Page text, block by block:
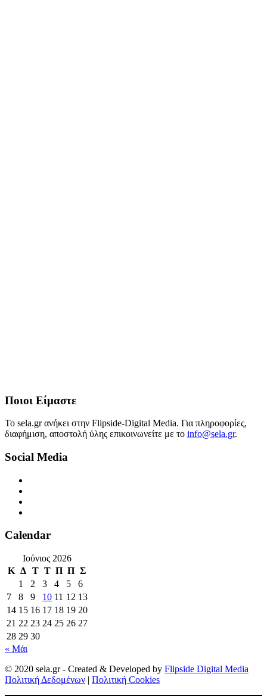
Ποιοι Είμαστε
Το sela.gr ανήκει στην Flipside-Digital Media. Για πληροφορίες,
διαφήμιση, αποστολή ύλης επικοινωνείτε με το info@sela.gr.
Social Media
Calendar
Ιούνιος 2026
Κ Δ Τ Τ Π Π Σ
1
2 3 4 5
6
7
8 9 10 11 12 13
14 15 16 17 18 19 20
21 22 23 24 25 26 27
28 29 30
« Μάι
© 2020 sela.gr - Created & Developed by Flipside Digital Media
Πολιτική Δεδομένων | Πολιτική Cookies